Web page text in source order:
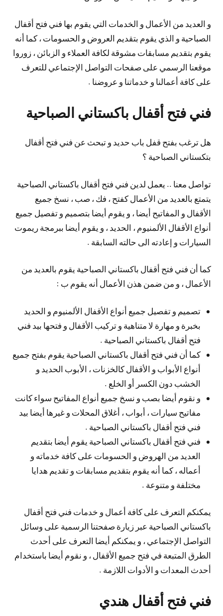
و العديد من الأعمال و الخدمات التي يقوم بها فني فتح أقفال
الصباحية و الذي يقوم بتقديم العروض و الحسومات ، كما أنه
يقوم بتقديم مسابقات مشوقة لكافة العملاء و الزبائن ، زوروا
موقعنا الرسمي على صفحات التواصل الإجتماعي للتعرف
على كافة أعمالنا و خدماتنا و عروضنا .
فني فتح أقفال باكستاني الصباحية
هل ترغب بفتح قفل باب حديد و تبحث عن فني فتح أقفال
بتكستاني الصباحية ؟
تواصل معنا .. يعمل لدين فني فتح أقفال باكستاني الصباحية
يتمتع بالعديد من الأعمال كفتح ، فك ، صب ، نسخ جميع
الأقفال و المفاتيح أيضا ، و يقوم أيضا بتصميم و تفصيل جميع
أنواع الأقفال الألمنيوم ، الحديد ، و يقوم أيضا ببرمجة ريموت
السيارات و إعادته الى حالته السابقة .
كما أن فني فتح أقفال باكستاني الصباحية يقوم بالعديد من
الأعمال ، و من ضمن هذن الأعمال أنه يقوم ب :
تصميم و تفصيل جميع أنواع الأقفال الألمنيوم و الحديد
بخبرة و مهارة لا متناهية و تركيب الأقفال و فتحها بيد فني
فتح أقفال باكستاني الصباحية .
كما أن فني فتح أقفال باكستاني الصباحية يقوم بفتح جميع
أنواع الأبواب و الأقفال كالخزنات ، الأبوب الحديد و
الخشب دون الكسر أو الخلع .
و نقوم أيضا بصب و نسخ جميع أنواع المفاتيح سواء كانت
مفاتيح سيارات ، أبواب ، أغلاق المحلات و غيرها أيضا بيد
فني فتح أقفال باكستاني الصباحية .
فني فتح أقفال باكستاني الصباحية يقوم أيضا بتقديم
العديد من الهروض و الحسومات على كافة خدماته و
أعماله ، كما أنه يقوم بتقديم مسابقات و تقديم هدايا
مختلفة و متنوعة .
يمكنكم التعرف على كافة أعمال و خدمات فني فتح أقفال
باكستاني الصباحية عبر زيارة صفحتنا الرسمية على وسائل
التواصل الإجتماعي ، و يمكنكم أيضا التعرف على أحدث
الطرق المتبعة في فتح جميع الأقفال ، و نقوم أيضا باستخدام
أحدث المعدات و الأدوات اللازمة .
فني فتح أقفال هندي